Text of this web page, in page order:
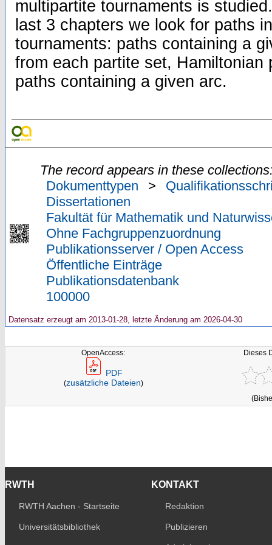
multipartite tournaments is
last 3 chapters we look for paths
tournaments: paths containing a
from each partite set, Hamiltonian
paths containing a given arc.
The record appears in these
Dokumenttypen
>
Dissertationen
Fakultät für Mathematik und
Ohne Fachgruppenzuordnung
Publikationsserver / Open Access
Öffentliche Einträge
Publikationsdatenbank
100000
Datensatz erzeugt am 2013-01-28, letzte Änderung am 2026-04-30
OpenAccess:
PDF
(zusätzliche Dateien)
Dieses
RWTH
RWTH Aachen - Startseite
Universitätsbibliothek
KONTAKT
Redaktion
Publizieren